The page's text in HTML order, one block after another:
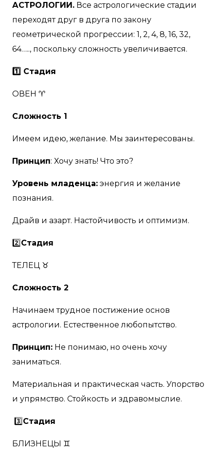
АСТРОЛОГИИ. Все астрологические стадии
переходят друг в друга по закону
геометрической прогрессии: 1, 2, 4, 8, 16, 32,
64….., поскольку сложность увеличивается.
1️⃣ Стадия
ОВЕН ♈
Сложность 1
Имеем идею, желание. Мы заинтересованы.
Принцип: Хочу знать! Что это?
Уровень младенца: энергия и желание
познания.
Драйв и азарт. Настойчивость и оптимизм.
2️⃣Стадия
ТЕЛЕЦ ♉
Сложность 2
Начинаем трудное постижение основ
астрологии. Естественное любопытство.
Принцип: Не понимаю, но очень хочу
заниматься.
Материальная и практическая часть. Упорство
и упрямство. Стойкость и здравомыслие.
3️⃣Стадия
БЛИЗНЕЦЫ ♊